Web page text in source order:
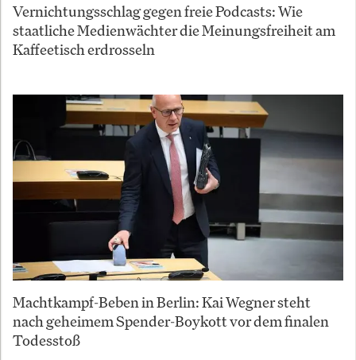
Vernichtungsschlag gegen freie Podcasts: Wie
staatliche Medienwächter die Meinungsfreiheit am
Kaffeetisch erdrosseln
Machtkampf-Beben in Berlin: Kai Wegner steht
nach geheimem Spender-Boykott vor dem finalen
Todesstoß